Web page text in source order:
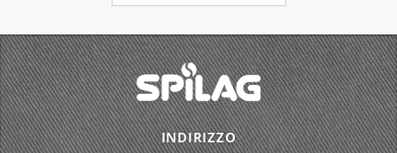
INDIRIZZO